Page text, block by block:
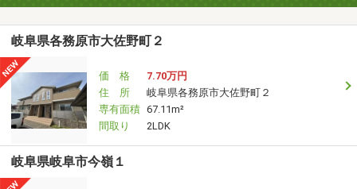
岐阜県各務原市大佐野町２
価 格
7.70万円
住 所
岐阜県各務原市大佐野町２
専有面積 67.11m²
間取り
2LDK
岐阜県岐阜市今嶺１